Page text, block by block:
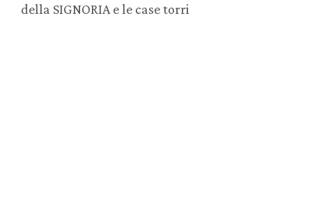
della SIGNORIA e le case torri